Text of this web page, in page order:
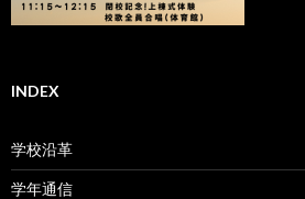
INDEX
学校沿革
学年通信